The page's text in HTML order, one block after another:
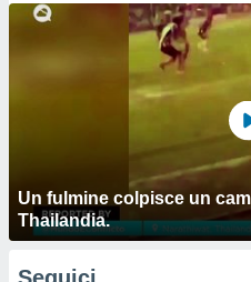
Un fulmine colpisce un
Thailandia.